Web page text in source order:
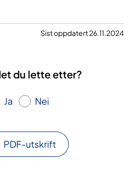
Sist oppdatert 26.11.2024
du lette etter?
Ja Nei
PDF-utskrift